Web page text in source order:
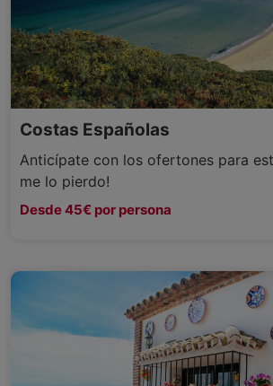
Costas Españolas
Anticípate con los ofertones para
me lo pierdo!
Desde 45€ por persona